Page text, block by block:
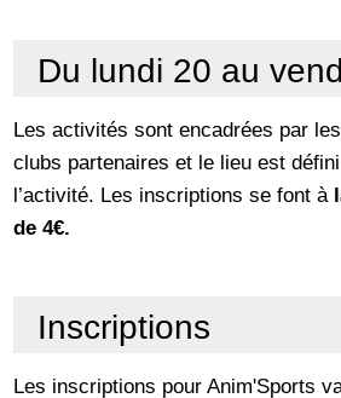
Du lundi 20 au
Les activités sont encadrées par
clubs partenaires et le lieu est
l’activité. Les inscriptions se font à
de 4€.
Inscriptions
Les inscriptions pour Anim'Sports